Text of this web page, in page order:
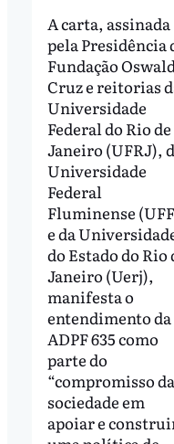
A carta, assinada
pela Presidência
Fundação
Cruz e reitorias
Universidade
Federal do Rio de
Janeiro (UFRJ),
Universidade
Federal
Fluminense
e da
do Estado do Rio
Janeiro (Uerj),
manifesta o
entendimento da
ADPF 635 como
parte do
“compromisso da
sociedade em
apoiar e